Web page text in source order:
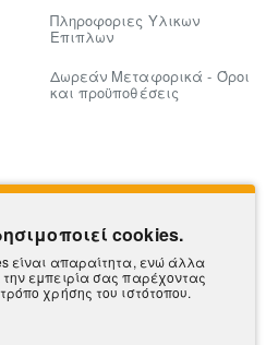
Πληροφοριες Υλικων
Επιπλων
Δωρεάν Μεταφορικά - Όροι
και προϋποθέσεις
cookies.
είναι απαραίτητα, ενώ άλλα
εμπειρία σας παρέχοντας
χρήσης του ιστότοπου.